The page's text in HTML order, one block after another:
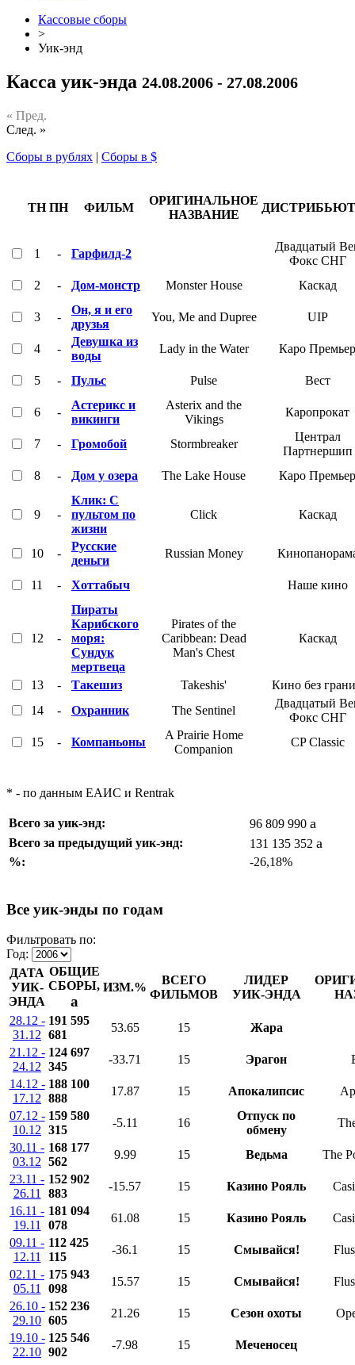
Кассовые сборы
>
Уик-энд
Касса уик-энда 24.08.2006 - 27.08.2006
« Пред.
След. »
Сборы в рублях | Сборы в $
ТН ПН ФИЛЬМ
ОРИГИНАЛЬНОЕ
НАЗВАНИЕ
1 - Гарфилд-2
Двадцатый
Фокс СНГ
2
- Дом-монстр Monster House Каскад
3 -
Он, я и его
друзья
You, Me and Dupree UIP
4 -
Девушка из
воды
Lady in the Water Каро Премьер
5 - Пульс Pulse Вест
6 -
Астерикс и
викинги
Asterix and the
Vikings
Каропрокат
7 - Громобой Stormbreaker
Централ
Партнершип
8
- Дом у озера The Lake House Каро Премьер
9 -
Клик: С
пультом по
жизни
Click Каскад
10 -
Русские
деньги
Russian Money
11 - Хоттабыч Наше кино
12 -
Пираты
Карибского
моря:
Сундук
мертвеца
Pirates of the
Caribbean: Dead
Man's Chest
Каскад
13 - Такешиз Takeshis'
Кино без
14
- Охранник The Sentinel
Двадцатый
Фокс СНГ
15
- Компаньоны
A Prairie Home
Companion
CP Classic
* - по данным ЕАИС и Rentrak
Всего за уик-энд: 96 809 990 a
Всего за предыдущий уик-энд: 131 135 352 a
%: -26,18%
Все уик-энды по годам
Фильтровать по:
Год:
ДАТА
УИК-
ЭНДА
ОБЩИЕ
СБОРЫ,
a
ИЗМ.%
ВСЕГО
ФИЛЬМОВ
ЛИДЕР
УИК-ЭНДА
28.12 -
31.12
191 595
681
53.65 15 Жара
21.12 -
24.12
124 697
345
-33.71 15 Эрагон
14.12 -
17.12
188 100
888
17.87 15 Апокалипсис
07.12 -
10.12
159 580
315
-5.11 16
Отпуск по
обмену
30.11 -
03.12
168 177
562
9.99 15 Ведьма
The
23.11 -
26.11
152 902
883
-15.57 15 Казино Рояль
16.11 -
19.11
181 094
078
61.08 15 Казино Рояль
09.11 -
12.11
112 425
115
-36.1 15 Смывайся!
02.11 -
05.11
175 943
098
15.57 15 Смывайся!
26.10 -
29.10
152 236
605
21.26 15 Сезон охоты
19.10 -
22.10
125 546
902
-7.98 15
Меченосец